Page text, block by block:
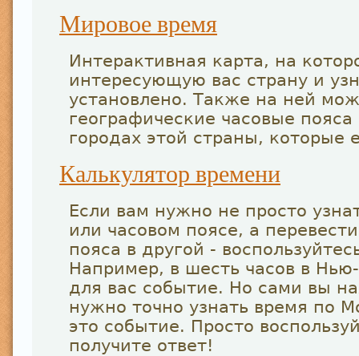
Мировое время
Интерактивная карта, на
интересующую вас страну и
установлено. Также на ней
географические часовые
городах этой страны, которые
Калькулятор времени
Если вам нужно не просто
или часовом поясе, а
пояса в другой -
Например, в шесть часов в
для вас событие. Но сами вы
нужно точно узнать время по
это событие. Просто
получите ответ!